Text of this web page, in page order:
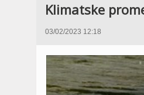
Klimatske
03/02/2023 12:18